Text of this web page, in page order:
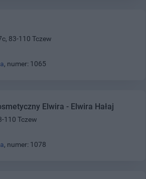
83-110 Tczew
, numer: 1065
Elwira - Elwira Hałaj
110 Tczew
, numer: 1078